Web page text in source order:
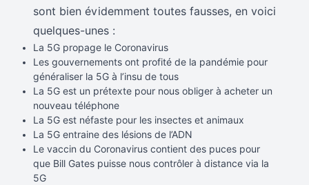
sont bien évidemment toutes fausses, en voici
quelques-unes :
La 5G propage le Coronavirus
Les gouvernements ont profité de la pandémie pour
généraliser la 5G à l’insu de tous
La 5G est un prétexte pour nous obliger à acheter un
nouveau téléphone
La 5G est néfaste pour les insectes et animaux
La 5G entraine des lésions de l’ADN
Le vaccin du Coronavirus contient des puces pour
que Bill Gates puisse nous contrôler à distance via la
5G